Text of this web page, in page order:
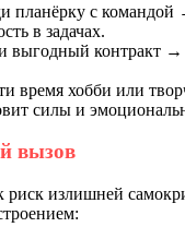
планёрку с
в задачах.
выгодный контракт
время хобби или
силы и
вызов
риск излишней